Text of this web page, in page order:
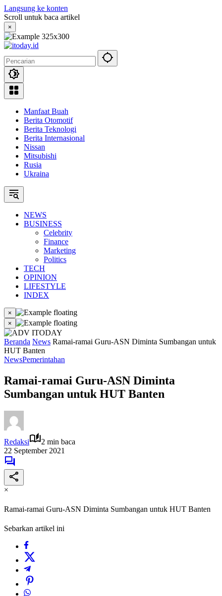
Langsung ke konten
Scroll untuk baca artikel
×
Manfaat Buah
Berita Otomotif
Berita Teknologi
Berita Internasional
Nissan
Mitsubishi
Rusia
Ukraina
NEWS
BUSINESS
Celebrity
Finance
Marketing
Politics
TECH
OPINION
LIFESTYLE
INDEX
×
×
Beranda News Ramai-ramai Guru-ASN Diminta Sumbangan untuk
HUT Banten
NewsPemerintahan
Ramai-ramai Guru-ASN Diminta
Sumbangan untuk HUT Banten
Redaksi
2 min baca
22 September 2021
×
Ramai-ramai Guru-ASN Diminta Sumbangan untuk HUT Banten
Sebarkan artikel ini